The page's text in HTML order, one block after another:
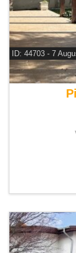
ID: 44703 - 7